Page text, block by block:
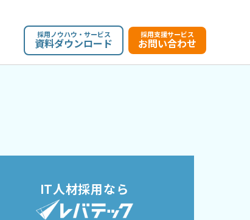
採用ノウハウ・サービス
資料ダウンロード
採用支援サービス
お問い合わせ
IT人材採用なら